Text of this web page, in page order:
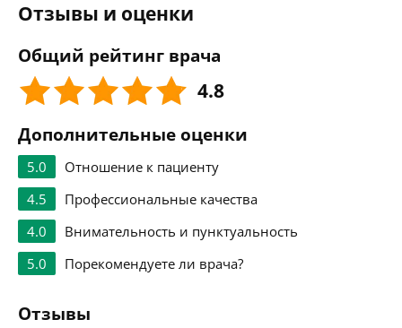
Отзывы и оценки
Общий рейтинг врача
4.8
Дополнительные оценки
5.0
Отношение к пациенту
4.5
Профессиональные качества
4.0
Внимательность и пунктуальность
5.0
Порекомендуете ли врача?
Отзывы